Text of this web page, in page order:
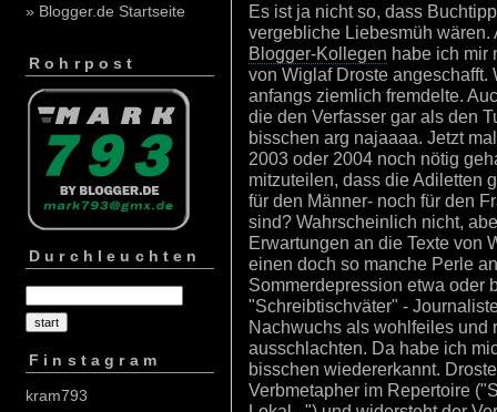
» Blogger.de Startseite
Rohrpost
Durchleuchten
Finstagram
kram793
Es ist ja nicht so, dass
vergebliche Liebesmüh wären.
Blogger-Kollegen habe ich mir
von Wiglaf Droste
anfangs ziemlich fremdelte.
die den Verfasser gar als den
bisschen arg najaaaa. Jetzt
2003 oder 2004 noch nötig
mitzuteilen, dass die Adiletten
für den Männer- noch für den
sind? Wahrscheinlich nicht,
Erwartungen an die Texte von
einen doch so manche Perle
Sommerdepression etwa oder
"Schreibtischväter" -
Nachwuchs als wohlfeiles und
ausschlachten. Da habe ich
bisschen wiedererkannt.
Verbmetapher im Repertoire